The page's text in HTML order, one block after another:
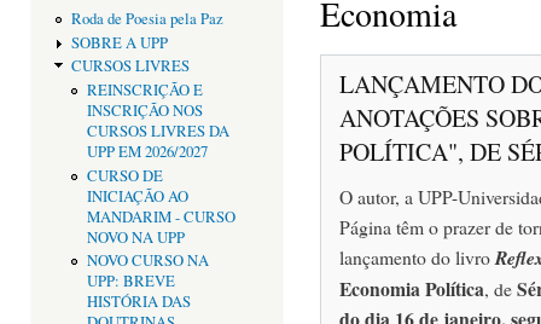
Roda de Poesia pela Paz
SOBRE A UPP
CURSOS LIVRES
REINSCRIÇÃO E
INSCRIÇÃO NOS
CURSOS LIVRES DA
UPP EM 2026/2027
CURSO DE
INICIAÇÃO AO
MANDARIM - CURSO
NOVO NA UPP
NOVO CURSO NA
UPP: BREVE
HISTÓRIA DAS
Economia
LANÇAMENTO
ANOTAÇÕES
POLÍTICA", DE
O autor, a UPP-
Página têm o prazer de
lançamento do livro
Economia Política, de
do dia 16 de janeiro,